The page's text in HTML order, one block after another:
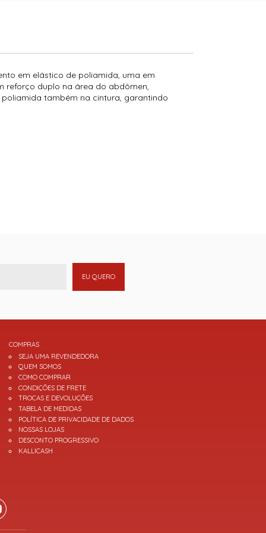
em elástico de poliamida, uma em
reforço duplo na área do abdômen,
também na cintura, garantindo
EU QUERO
COMPRAS
SEJA UMA REVENDEDORA
QUEM SOMOS
COMO COMPRAR
CONDIÇÕES DE FRETE
TROCAS E DEVOLUÇÕES
TABELA DE MEDIDAS
POLÍTICA DE PRIVACIDADE DE DADOS
NOSSAS LOJAS
DESCONTO PROGRESSIVO
KALLICASH